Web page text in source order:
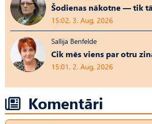
Šodienas nākotne — tik
15:02, 3. Aug, 2026
Sallija Benfelde
Cik mēs viens par otru
15:01, 2. Aug, 2026
Komentāri